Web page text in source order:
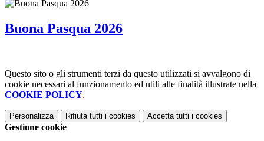
Buona Pasqua 2026
Questo sito o gli strumenti terzi da questo utilizzati si avvalgono di
cookie necessari al funzionamento ed utili alle finalità illustrate nella
COOKIE POLICY.
Personalizza Rifiuta tutti i cookies Accetta tutti i cookies
Gestione cookie